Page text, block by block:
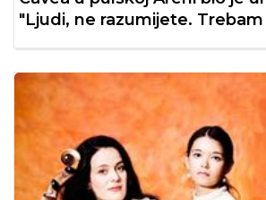
"Ljudi, ne razumijete. Trebam